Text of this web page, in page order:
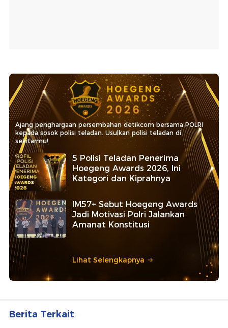
Ajang penghargaan persembahan detikcom bersama POLRI
kepada sosok polisi teladan. Usulkan polisi teladan di
sekitarmu!
5 Polisi Teladan Penerima
Hoegeng Awards 2026, Ini
Kategori dan Kiprahnya
IM57+ Sebut Hoegeng Awards
Jadi Motivasi Polri Jalankan
Amanat Konstitusi
Lihat Selengkapnya
Berita Terkait